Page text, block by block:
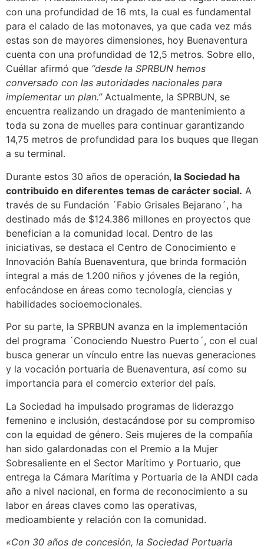
con una profundidad de 16 mts, la cual es fundamental
para el calado de las motonaves, ya que cada vez más
estas son de mayores dimensiones, hoy Buenaventura
cuenta con una profundidad de 12,5 metros. Sobre ello,
Cuéllar afirmó que “desde la SPRBUN hemos
conversado con las autoridades nacionales para
implementar un plan.” Actualmente, la SPRBUN, se
encuentra realizando un dragado de mantenimiento a
toda su zona de muelles para continuar garantizando
14,75 metros de profundidad para los buques que llegan
a su terminal.
Durante estos 30 años de operación, la Sociedad ha
contribuido en diferentes temas de carácter social. A
través de su Fundación ´Fabio Grisales Bejarano´, ha
destinado más de $124.386 millones en proyectos que
benefician a la comunidad local. Dentro de las
iniciativas, se destaca el Centro de Conocimiento e
Innovación Bahía Buenaventura, que brinda formación
integral a más de 1.200 niños y jóvenes de la región,
enfocándose en áreas como tecnología, ciencias y
habilidades socioemocionales.
Por su parte, la SPRBUN avanza en la implementación
del programa ´Conociendo Nuestro Puerto´, con el cual
busca generar un vínculo entre las nuevas generaciones
y la vocación portuaria de Buenaventura, así como su
importancia para el comercio exterior del país.
La Sociedad ha impulsado programas de liderazgo
femenino e inclusión, destacándose por su compromiso
con la equidad de género. Seis mujeres de la compañía
han sido galardonadas con el Premio a la Mujer
Sobresaliente en el Sector Marítimo y Portuario, que
entrega la Cámara Marítima y Portuaria de la ANDI cada
año a nivel nacional, en forma de reconocimiento a su
labor en áreas claves como las operativas,
medioambiente y relación con la comunidad.
«Con 30 años de concesión, la Sociedad Portuaria